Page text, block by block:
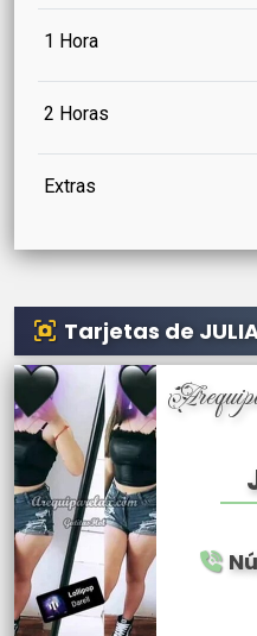
1 Hora
2 Horas
Extras
Tarjetas de